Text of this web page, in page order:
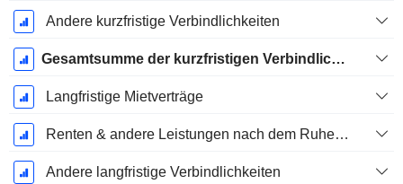
Andere kurzfristige Verbindlichkeiten
Gesamtsumme der kurzfristigen Verbindlichkeiten
Langfristige Mietverträge
Renten & andere Leistungen nach dem Ruhestand
Andere langfristige Verbindlichkeiten